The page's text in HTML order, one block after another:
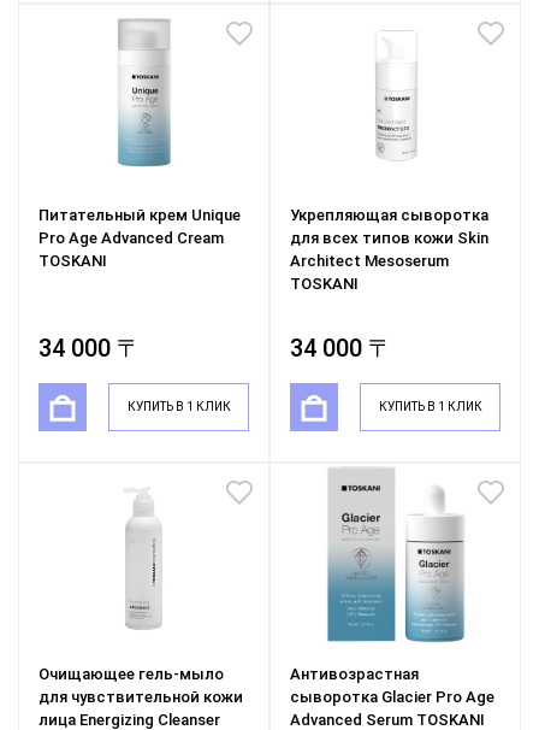
Питательный крем Unique
Pro Age Advanced Cream
TOSKANI
34 000 〒
КУПИТЬ В 1 КЛИК
Укрепляющая сыворотка
для всех типов кожи Skin
Architect Mesoserum
TOSKANI
34 000 〒
КУПИТЬ В 1 КЛИК
Очищающее гель-мыло
для чувствительной кожи
лица Energizing Cleanser
Антивозрастная
сыворотка Glacier Pro Age
Advanced Serum TOSKANI